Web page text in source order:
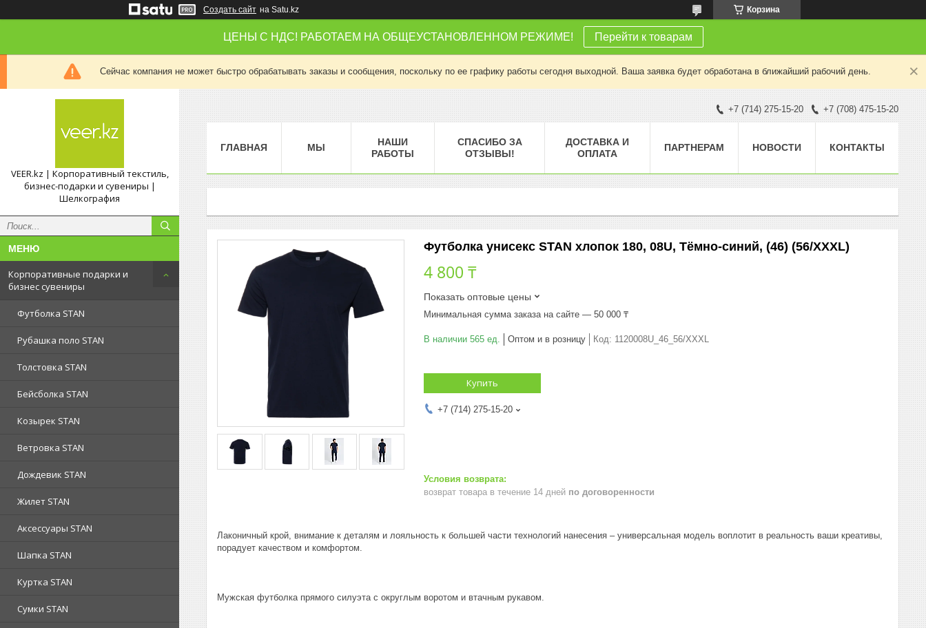
Создать сайт на Satu.kz Корзина
ЦЕНЫ С НДС! РАБОТАЕМ НА ОБЩЕУСТАНОВЛЕННОМ РЕЖИМЕ! Перейти к товарам
Сейчас компания не может быстро обрабатывать заказы и сообщения, поскольку по ее графику работы сегодня выходной. Ваша заявка будет обработана в ближайший рабочий день.
VEER.kz | Корпоративный текстиль,
бизнес-подарки и сувениры |
Шелкография
Корпоративные подарки и
бизнес сувениры
Футболка STAN
Рубашка поло STAN
Толстовка STAN
Бейсболка STAN
Козырек STAN
Ветровка STAN
Дождевик STAN
Жилет STAN
Аксессуары STAN
Шапка STAN
Куртка STAN
Сумки STAN
+7 (714) 275-15-20 +7 (708) 475-15-20
ГЛАВНАЯ МЫ
НАШИ
РАБОТЫ
СПАСИБО ЗА
ОТЗЫВЫ!
ДОСТАВКА И
ОПЛАТА
ПАРТНЕРАМ НОВОСТИ КОНТАКТЫ
Футболка унисекс STAN хлопок 180, 08U, Тёмно-синий, (46) (56/XXXL)
4 800 ₸
Показать оптовые цены
Минимальная сумма заказа на сайте — 50 000 ₸
В наличии 565 ед. Оптом и в розницу Код: 1120008U_46_56/XXXL
Купить
+7 (714) 275-15-20
возврат товара в течение 14 дней по договоренности
Лаконичный крой, внимание к деталям и лояльность к большей части технологий нанесения – универсальная модель воплотит в реальность ваши креативы,
порадует качеством и комфортом.
Мужская футболка прямого силуэта с округлым воротом и втачным рукавом.